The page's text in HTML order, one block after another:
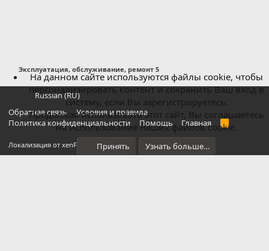
Эксплуатация, обслуживание, ремонт 5
Russian (RU)
Обратная связь
Условия и правила
Политика конфиденциальности
Помощь Главная
R
S
Локализация от xenForo.Info
На данном сайте используются файлы cookie, чтобы
персонализировать контент и сохранить Ваш вход в
систему, если Вы зарегистрируетесь.
Продолжая использовать этот сайт, Вы соглашаетесь
на использование наших файлов cookie.
Принять Узнать больше…